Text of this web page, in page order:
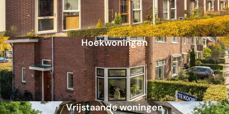
Hoekwoningen
Vrijstaande woningen